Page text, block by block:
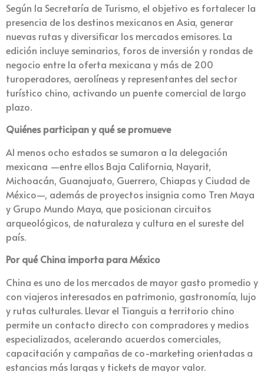
Según la Secretaría de Turismo, el objetivo es fortalecer la
presencia de los destinos mexicanos en Asia, generar
nuevas rutas y diversificar los mercados emisores. La
edición incluye seminarios, foros de inversión y rondas de
negocio entre la oferta mexicana y más de 200
turoperadores, aerolíneas y representantes del sector
turístico chino, activando un puente comercial de largo
plazo.
Quiénes participan y qué se promueve
Al menos ocho estados se sumaron a la delegación
mexicana —entre ellos Baja California, Nayarit,
Michoacán, Guanajuato, Guerrero, Chiapas y Ciudad de
México—, además de proyectos insignia como Tren Maya
y Grupo Mundo Maya, que posicionan circuitos
arqueológicos, de naturaleza y cultura en el sureste del
país.
Por qué China importa para México
China es uno de los mercados de mayor gasto promedio y
con viajeros interesados en patrimonio, gastronomía, lujo
y rutas culturales. Llevar el Tianguis a territorio chino
permite un contacto directo con compradores y medios
especializados, acelerando acuerdos comerciales,
capacitación y campañas de co-marketing orientadas a
estancias más largas y tickets de mayor valor.